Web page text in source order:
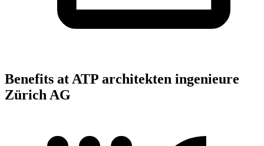
Benefits at ATP architekten ingenieure
Zürich AG